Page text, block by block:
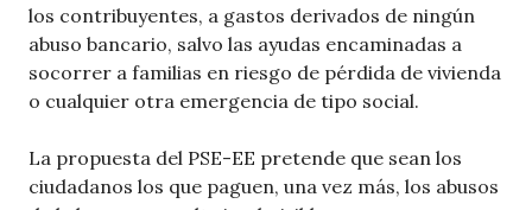
los contribuyentes, a gastos derivados de ningún
abuso bancario, salvo las ayudas encaminadas a
socorrer a familias en riesgo de pérdida de vivienda
o cualquier otra emergencia de tipo social.
La propuesta del PSE-EE pretende que sean los
ciudadanos los que paguen, una vez más, los abusos